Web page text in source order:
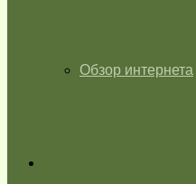
Обзор интернета